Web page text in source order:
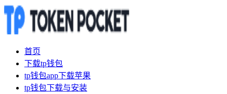
首页
下载tp钱包
tp钱包app下载苹果
tp钱包下载与安装